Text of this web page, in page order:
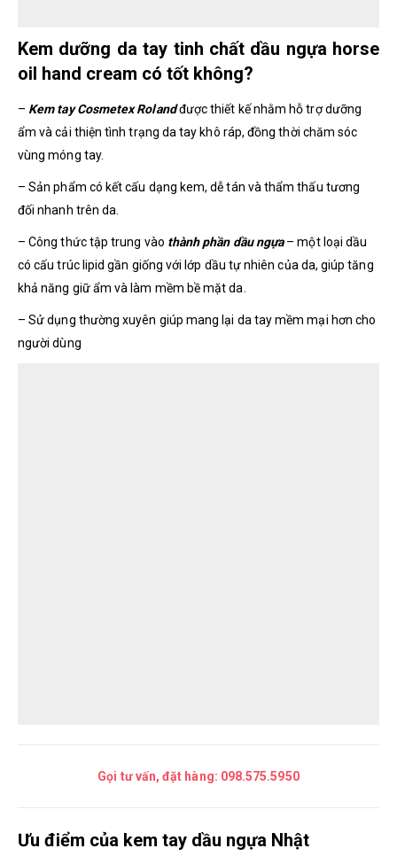
Kem dưỡng da tay tinh chất dầu ngựa horse
oil hand cream có tốt không?
– Kem tay Cosmetex Rolandđược thiết kế nhằm hỗ trợ dưỡng
ẩm và cải thiện tình trạng da tay khô ráp, đồng thời chăm sóc
vùng móng tay.
– Sản phẩm có kết cấu dạng kem, dễ tán và thẩm thấu tương
đối nhanh trên da.
– Công thức tập trung vào thành phần dầu ngựa– một loại dầu
có cấu trúc lipid gần giống với lớp dầu tự nhiên của da, giúp tăng
khả năng giữ ẩm và làm mềm bề mặt da.
– Sử dụng thường xuyên giúp mang lại da tay mềm mại hơn cho
người dùng
Gọi tư vấn, đặt hàng: 098.575.5950
Ưu điểm của kem tay dầu ngựa Nhật